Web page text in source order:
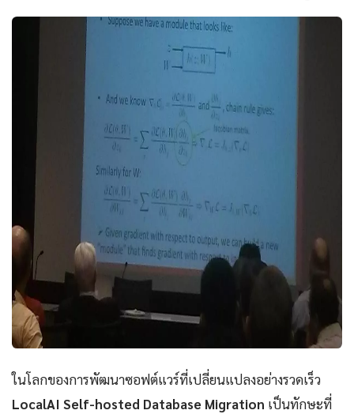
ในโลกของการพัฒนาซอฟต์แวร์ที่เปลี่ยนแปลงอย่างรวดเร็ว
LocalAI Self-hosted Database Migration เป็นทักษะที่